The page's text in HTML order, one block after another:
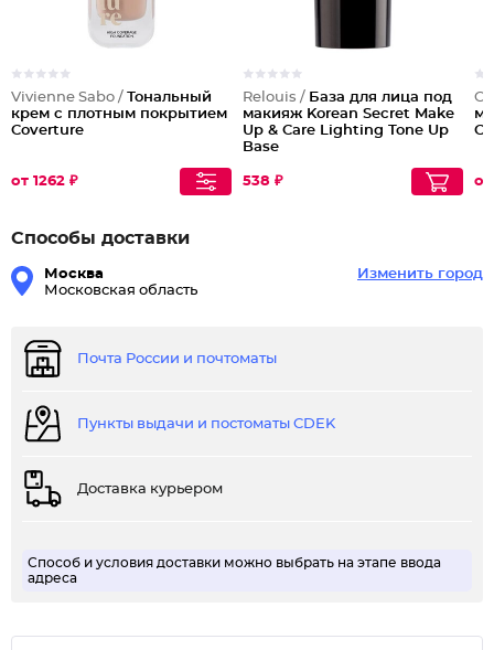
Vivienne Sabo / Тональный
крем с плотным покрытием
Coverture
от 1262 ₽
Relouis / База для лица под
макияж Korean Secret Make
Up & Care Lighting Tone Up
Base
538 ₽
Способы доставки
Москва
Московская область
Изменить город
Почта России и почтоматы
Пункты выдачи и постоматы CDEK
Доставка курьером
Способ и условия доставки можно выбрать на этапе ввода
адреса